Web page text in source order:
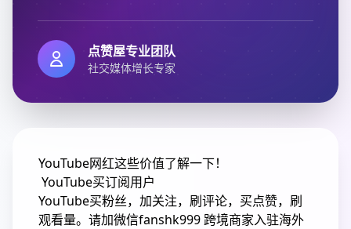
点赞屋专业团队
社交媒体增长专家
YouTube网红这些价值了解一下！
YouTube买订阅用户
YouTube买粉丝，加关注，刷评论，买点赞，刷
观看量。请加微信fanshk999 跨境商家入驻海外